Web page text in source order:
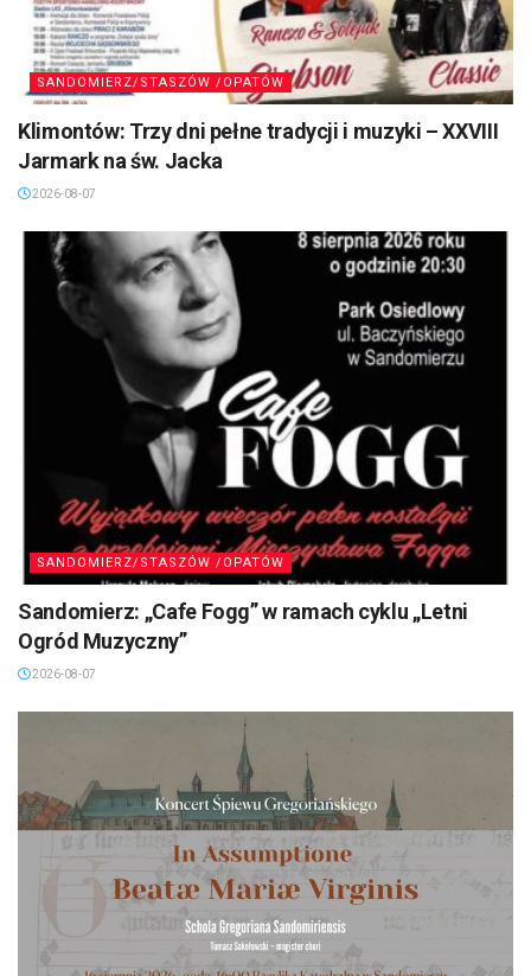
SANDOMIERZ/STASZÓW /OPATÓW
Klimontów: Trzy dni pełne tradycji i muzyki – XXVIII
Jarmark na św. Jacka
2026-08-07
SANDOMIERZ/STASZÓW /OPATÓW
Sandomierz: „Cafe Fogg” w ramach cyklu „Letni
Ogród Muzyczny”
2026-08-07